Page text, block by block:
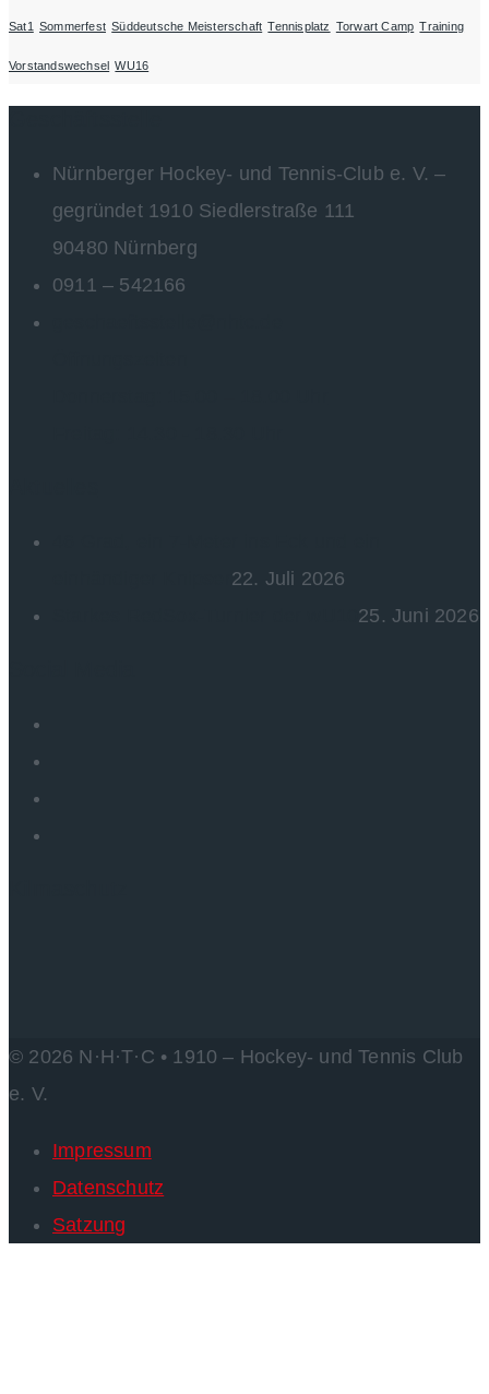
Sat1 Sommerfest Süddeutsche Meisterschaft Tennisplatz Torwart Camp Training
Vorstandswechsel WU16
Nürnberger Hockey- und Tennis-Club e. V. –
gegründet 1910 Siedlerstraße 111
90480 Nürnberg
0911 – 542166
22. Juli 2026
25. Juni 2026
© 2026 N·H·T·C • 1910 – Hockey- und Tennis Club
e. V.
Impressum
Datenschutz
Satzung